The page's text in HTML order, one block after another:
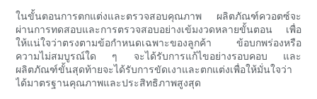
ในขั้นตอนการตกแต่งและตรวจสอบคุณภาพ ผลิตภัณฑ์ควอตซ์จะ
ผ่านการทดสอบและการตรวจสอบอย่างเข้มงวดหลายขั้นตอน เพื่อ
ให้แน่ใจว่าตรงตามข้อกำหนดเฉพาะของลูกค้า ข้อบกพร่องหรือ
ความไม่สมบูรณ์ใด ๆ จะได้รับการแก้ไขอย่างรอบคอบ และ
ผลิตภัณฑ์ขั้นสุดท้ายจะได้รับการขัดเงาและตกแต่งเพื่อให้มั่นใจว่า
ได้มาตรฐานคุณภาพและประสิทธิภาพสูงสุด